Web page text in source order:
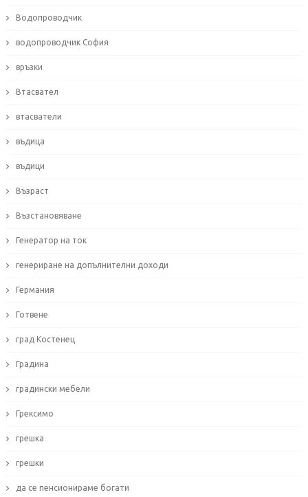
Водопроводчик
водопроводчик София
връзки
Втасвател
втасватели
въдица
въдици
Възраст
Възстановяване
Генератор на ток
генериране на допълнителни доходи
Германия
Готвене
град Костенец
Градина
градински мебели
Грексимо
грешка
грешки
да се пенсионираме богати